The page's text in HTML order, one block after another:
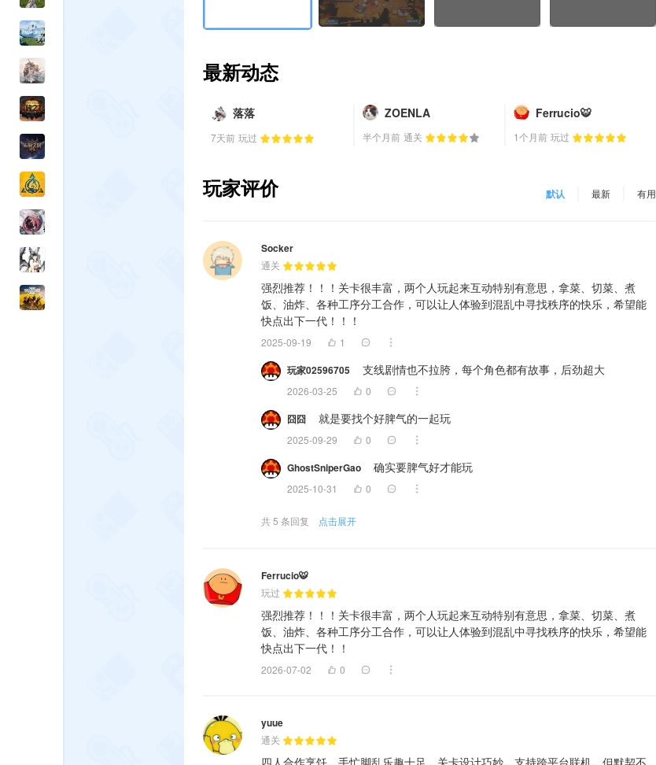
最新动态
落落
7天前 玩过
ZOENLA
半个月前 通关
Ferrucio🐯
1个月前 玩过
玩家评价 默认 最新 有用
Socker
通关
强烈推荐！！！关卡很丰富，两个人玩起来互动特别有意思，拿菜、切菜、煮
饭、油炸、各种工序分工合作，可以让人体验到混乱中寻找秩序的快乐，希望能
快点出下一代！！！
2025-09-19 1
玩家02596705 支线剧情也不拉胯，每个角色都有故事，后劲超大
2026-03-25 0
囧囧 就是要找个好脾气的一起玩
2025-09-29 0
GhostSniperGao 确实要脾气好才能玩
2025-10-31 0
共 5 条回复 点击展开
Ferrucio🐯
玩过
强烈推荐！！！关卡很丰富，两个人玩起来互动特别有意思，拿菜、切菜、煮
饭、油炸、各种工序分工合作，可以让人体验到混乱中寻找秩序的快乐，希望能
快点出下一代！！
2026-07-02 0
yuue
通关
四人合作烹饪，手忙脚乱乐趣十足。关卡设计巧妙，支持跨平台联机，但默契不